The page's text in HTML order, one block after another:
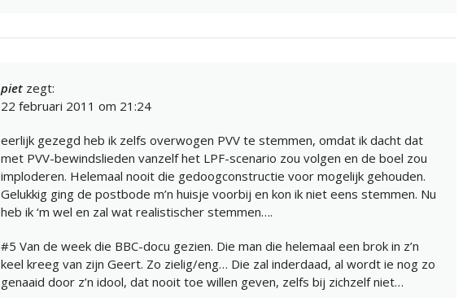
piet zegt:
22 februari 2011 om 21:24
eerlijk gezegd heb ik zelfs overwogen PVV te stemmen, omdat ik dacht dat
met PVV-bewindslieden vanzelf het LPF-scenario zou volgen en de boel zou
imploderen. Helemaal nooit die gedoogconstructie voor mogelijk gehouden.
Gelukkig ging de postbode m’n huisje voorbij en kon ik niet eens stemmen. Nu
heb ik ‘m wel en zal wat realistischer stemmen….
#5 Van de week die BBC-docu gezien. Die man die helemaal een brok in z’n
keel kreeg van zijn Geert. Zo zielig/eng… Die zal inderdaad, al wordt ie nog zo
genaaid door z’n idool, dat nooit toe willen geven, zelfs bij zichzelf niet…